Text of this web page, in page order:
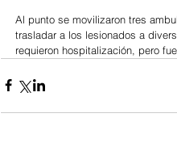
Al punto se movilizaron tres
trasladar a los lesionados a
requieron hospitalización, pero